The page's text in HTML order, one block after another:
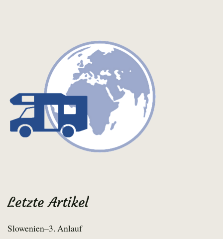
Letzte Artikel
Slowenien–3. Anlauf